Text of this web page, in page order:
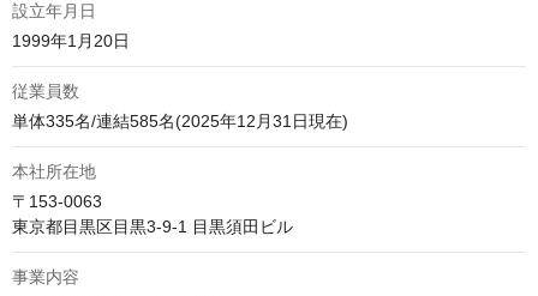
設立年月日
1999年1月20日
従業員数
単体335名/連結585名(2025年12月31日現在)
本社所在地
〒153-0063
東京都目黒区目黒3-9-1 目黒須田ビル
事業内容